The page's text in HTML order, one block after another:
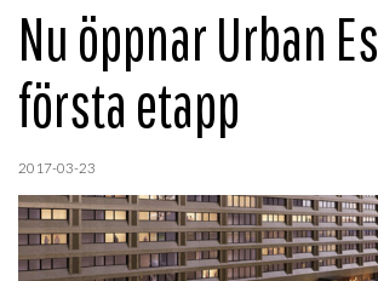
Nu öppnar Urban
första etapp
2017-03-23